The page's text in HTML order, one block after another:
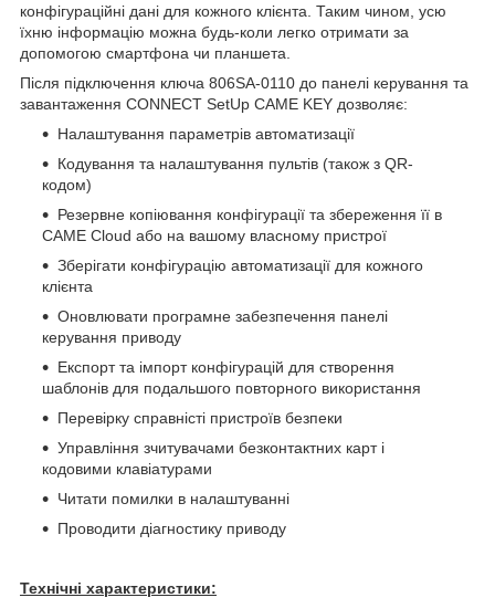
конфігураційні дані для кожного клієнта. Таким чином, усю
їхню інформацію можна будь-коли легко отримати за
допомогою смартфона чи планшета.
Після підключення ключа 806SA-0110 до панелі керування та
завантаження CONNECT SetUp CAME KEY дозволяє:
Налаштування параметрів автоматизації
Кодування та налаштування пультів (також з QR-
кодом)
Резервне копіювання конфігурації та збереження її в
CAME Cloud або на вашому власному пристрої
Зберігати конфігурацію автоматизації для кожного
клієнта
Оновлювати програмне забезпечення панелі
керування приводу
Експорт та імпорт конфігурацій для створення
шаблонів для подальшого повторного використання
Перевірку справністі пристроїв безпеки
Управління зчитувачами безконтактних карт і
кодовими клавіатурами
Читати помилки в налаштуванні
Проводити діагностику приводу
Технічні характеристики: